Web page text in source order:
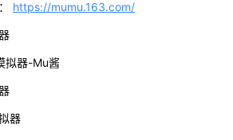
https://mumu.163.com/
拟器-Mu酱
器